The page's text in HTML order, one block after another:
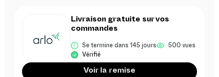
Livraison gratuite sur vos
commandes
Se termine dans 145 jours 500 vues
Vérifié
Voir la remise